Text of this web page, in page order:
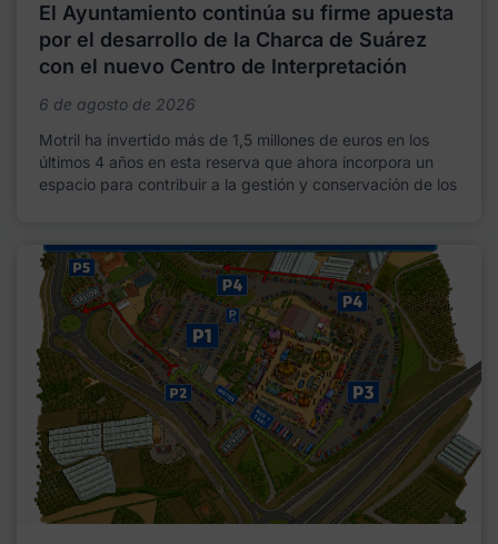
El Ayuntamiento continúa su firme apuesta
por el desarrollo de la Charca de Suárez
con el nuevo Centro de Interpretación
6 de agosto de 2026
Motril ha invertido más de 1,5 millones de euros en los
últimos 4 años en esta reserva que ahora incorpora un
espacio para contribuir a la gestión y conservación de los